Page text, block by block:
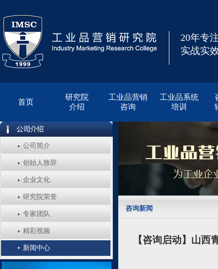
20年专
实战实
首页
研究院
介绍
工业品营销
咨询
工业品系统
培训
公司简介
创始人致辞
企业文化
研究院荣誉
专家团队
精彩视频
新闻中心
咨询新闻
【咨询启动】山